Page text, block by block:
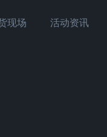
现场 活动资讯